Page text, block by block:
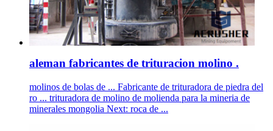
aleman fabricantes de trituracion molino .
molinos de bolas de ... Fabricante de trituradora de piedra del
ro ... trituradora de molino de molienda para la mineria de
minerales mongolia Next: roca de ...